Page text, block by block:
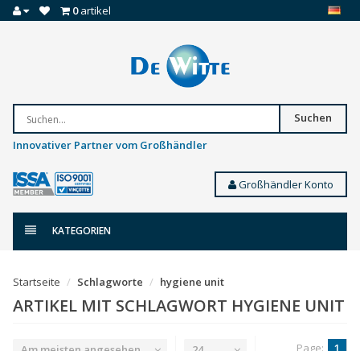
0artikel
Suchen
Innovativer Partner vom Großhändler
Großhändler Konto
KATEGORIEN
Startseite Schlagworte hygiene unit
ARTIKEL MIT SCHLAGWORT HYGIENE UNIT
Page: 1